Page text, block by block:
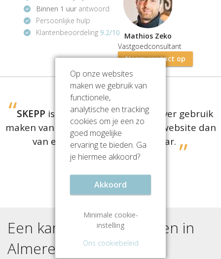
Binnen 1 uur antwoord
Persoonlijke hulp
Klantenbeoordeling 9.2/10 Mathios Zeko
Vastgoedconsultant
Neem contact op
SKEPP is er voor bedrijven die liever gebruik
maken van eengratisvergelijkingswebsite dan
van een dure aanhuurmakelaar.
Jullie beoordelen ons met een
1364reviews)
Een kantoorruimte huren in
Almere Stad?
Op onze websites
maken we gebruik van
functionele,
analytische en tracking
cookies om je een zo
goed mogelijke
ervaring te bieden. Ga
je hiermee akkoord?
Akkoord
Minimale cookie-
instelling
Ons cookiebeleid